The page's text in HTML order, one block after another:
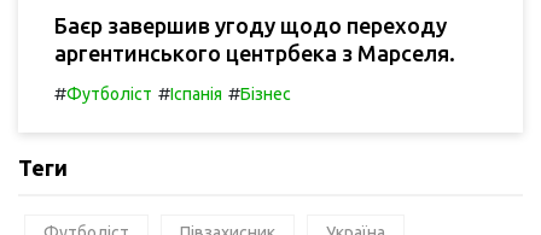
Баєр завершив угоду щодо переходу
аргентинського центрбека з Марселя.
#Футболіст #Іспанія #Бізнес
Теги